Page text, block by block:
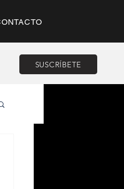
SUSCRÍBETE